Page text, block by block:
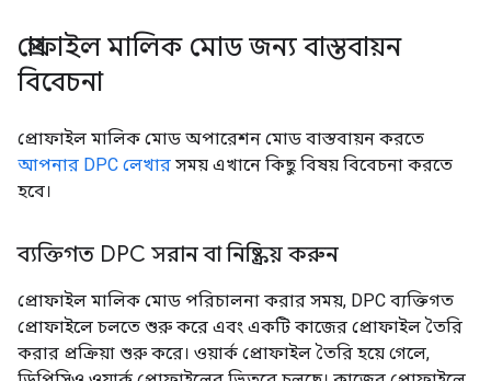
প্রোফাইল মালিক মোড জন্য বাস্তবায়ন
বিবেচনা
প্রোফাইল মালিক মোড অপারেশন মোড বাস্তবায়ন করতে
আপনার DPC লেখার সময় এখানে কিছু বিষয় বিবেচনা করতে
হবে।
ব্যক্তিগত DPC সরান বা নিষ্ক্রিয় করুন
প্রোফাইল মালিক মোড পরিচালনা করার সময়, DPC ব্যক্তিগত
প্রোফাইলে চলতে শুরু করে এবং একটি কাজের প্রোফাইল তৈরি
করার প্রক্রিয়া শুরু করে। ওয়ার্ক প্রোফাইল তৈরি হয়ে গেলে,